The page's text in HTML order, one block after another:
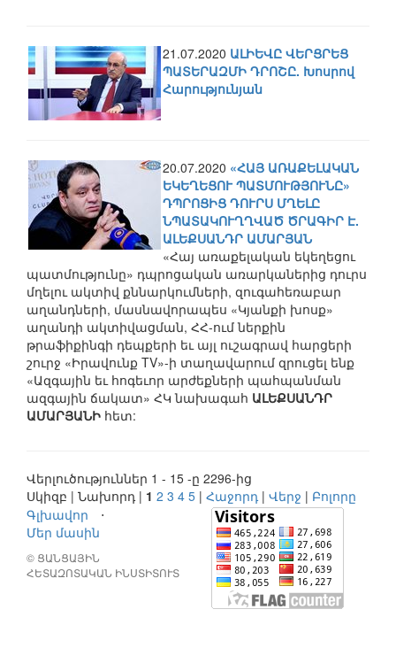
21.07.2020 ԱԼԻԵՎԸ ՎԵՐՑՐԵՑ
ՊԱՏԵՐԱԶՄԻ ԴՐՈՇԸ. Խոսրով
Հարությունյան
20.07.2020 «ՀԱՅ ԱՌԱՔԵԼԱԿԱՆ
ԵԿԵՂԵՑՈՒ ՊԱՏՄՈՒԹՅՈՒՆԸ»
ԴՊՐՈՑԻՑ ԴՈՒՐՍ ՄՂԵԼԸ
ՆՊԱՏԱԿՈՒՂՂՎԱԾ ԾՐԱԳԻՐ Է.
ԱԼԵՔՍԱՆԴՐ ԱՄԱՐՅԱՆ
«Հայ առաքելական եկեղեցու
պատմությունը» դպրոցական առարկաներից դուրս
մղելու ակտիվ քննարկումների, զուգահեռաբար
աղանդների, մասնավորապես «Կյանքի խոսք»
աղանդի ակտիվացման, ՀՀ-ում ներքին
թրաֆիքինգի դեպքերի եւ այլ ուշագրավ հարցերի
շուրջ «Իրավունք TV»-ի տաղավարում զրուցել ենք
«Ազգային եւ հոգեւոր արժեքների պահպանման
ազգային ճակատ» ՀԿ նախագահ ԱԼԵՔՍԱՆԴՐ
ԱՄԱՐՅԱՆԻ հետ:
Վերլուծություններ 1 - 15 -ը 2296-ից
Սկիզբ | Նախորդ | 1 2 3 4 5 | Հաջորդ| Վերջ | Բոլորը
Գլխավոր
⋅
Մեր մասին
© ՑԱՆՑԱՅԻՆ
ՀԵՏԱԶՈՏԱԿԱՆ ԻՆՍՏԻՏՈՒՏ